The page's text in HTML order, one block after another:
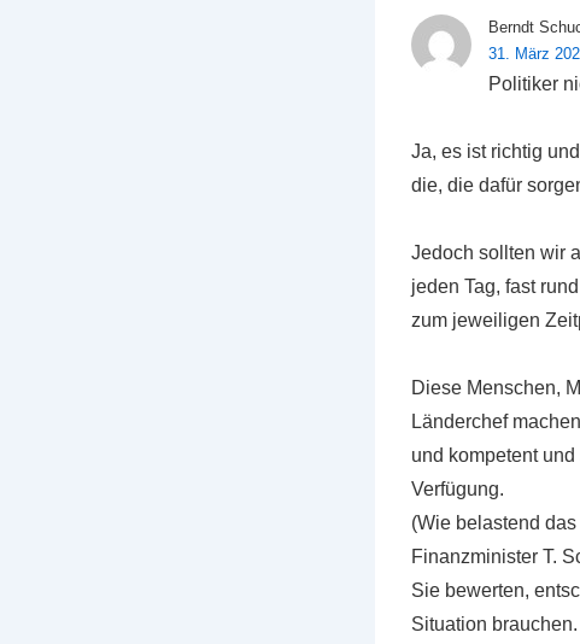
Berndt
31. März
Politiker
Ja, es ist richtig
die, die dafür
Jedoch sollten wir
jeden Tag, fast
zum jeweiligen
Diese Menschen,
Länderchef
und kompetent
Verfügung.
(Wie belastend
Finanzminister T.
Sie bewerten,
Situation brauchen.